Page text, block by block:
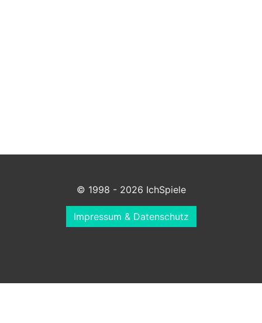
© 1998 - 2026 IchSpiele
Impressum & Datenschutz